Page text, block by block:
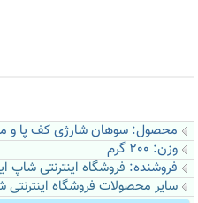
محصول: سوهان شارژی کف پا و موبر 2
وزن: 200 گرم
فروشنده: فروشگاه اینترنتی شاپ
سایر محصولات فروشگاه اینترنتی